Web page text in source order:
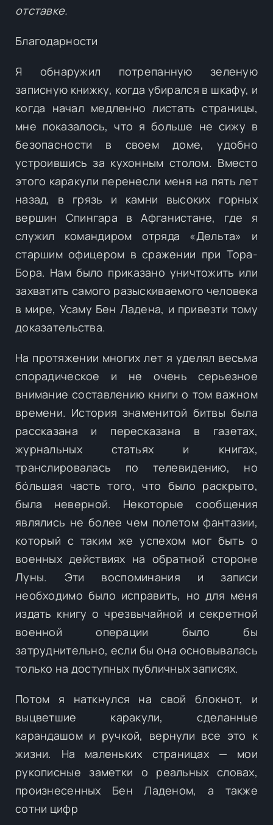
отставке.
Благодарности
Я обнаружил потрепанную зеленую
записную книжку, когда убирался в шкафу, и
когда начал медленно листать страницы,
мне показалось, что я больше не сижу в
безопасности в своем доме, удобно
устроившись за кухонным столом. Вместо
этого каракули перенесли меня на пять лет
назад, в грязь и камни высоких горных
вершин Спингара в Афганистане, где я
служил командиром отряда «Дельта» и
старшим офицером в сражении при Тора-
Бора. Нам было приказано уничтожить или
захватить самого разыскиваемого человека
в мире, Усаму Бен Ладена, и привезти тому
доказательства.
На протяжении многих лет я уделял весьма
спорадическое и не очень серьезное
внимание составлению книги о том важном
времени. История знаменитой битвы была
рассказана и пересказана в газетах,
журнальных статьях и книгах,
транслировалась по телевидению, но
бóльшая часть того, что было раскрыто,
была неверной. Некоторые сообщения
являлись не более чем полетом фантазии,
который с таким же успехом мог быть о
военных действиях на обратной стороне
Луны. Эти воспоминания и записи
необходимо было исправить, но для меня
издать книгу о чрезвычайной и секретной
военной операции было бы
затруднительно, если бы она основывалась
только на доступных публичных записях.
Потом я наткнулся на свой блокнот, и
выцветшие каракули, сделанные
карандашом и ручкой, вернули все это к
жизни. На маленьких страницах — мои
рукописные заметки о реальных словах,
произнесенных Бен Ладеном, а также
сотни цифр